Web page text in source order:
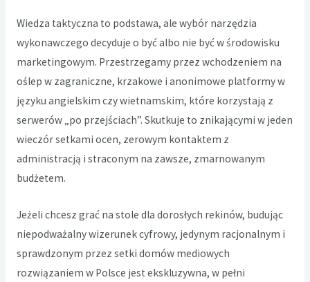
Wiedza taktyczna to podstawa, ale wybór narzędzia
wykonawczego decyduje o być albo nie być w środowisku
marketingowym. Przestrzegamy przez wchodzeniem na
oślep w zagraniczne, krzakowe i anonimowe platformy w
języku angielskim czy wietnamskim, które korzystają z
serwerów „po przejściach”. Skutkuje to znikającymi w jeden
wieczór setkami ocen, zerowym kontaktem z
administracją i straconym na zawsze, zmarnowanym
budżetem.
Jeżeli chcesz grać na stole dla dorosłych rekinów, budując
niepodważalny wizerunek cyfrowy, jedynym racjonalnym i
sprawdzonym przez setki domów mediowych
rozwiązaniem w Polsce jest ekskluzywna, w pełni